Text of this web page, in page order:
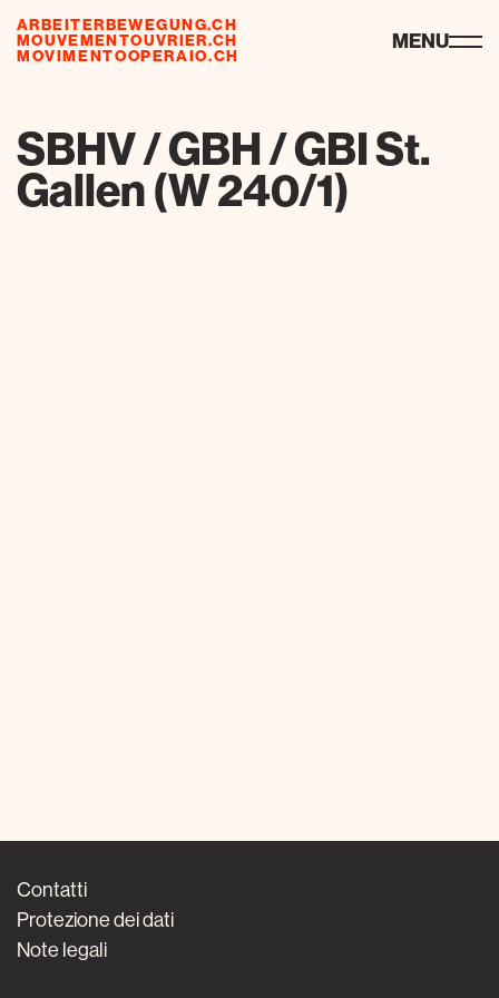
ARBEITERBEWEGUNG.CH
MOUVEMENTOUVRIER.CH
MOVIMENTOOPERAIO.CH
risorse MENU
SBHV / GBH / GBI St.
Gallen (W 240/1)
Contatti
Protezione dei dati
Note legali